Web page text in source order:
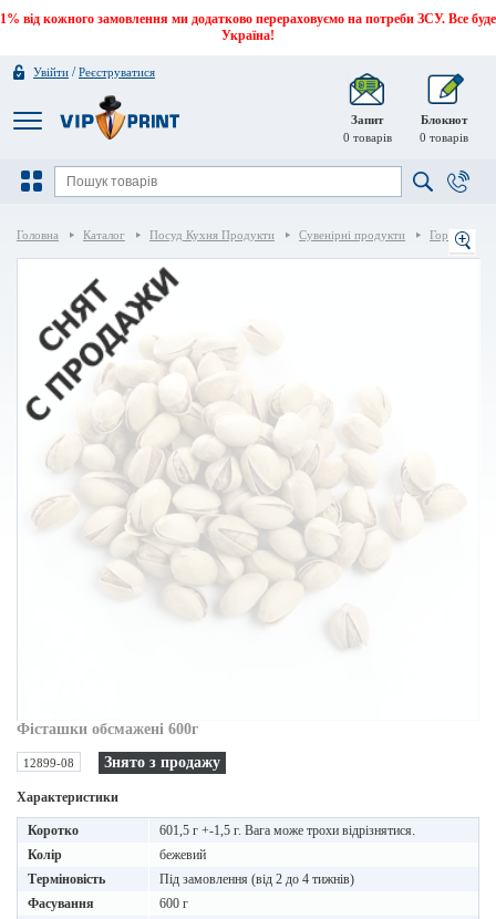
1% від кожного замовлення ми додатково перераховуємо на потреби ЗСУ. Все буде
Україна!
Увійти /Реєструватися
Запит
0 товарів
Блокнот
0 товарів
Головна Каталог Посуд Кухня Продукти Сувенірні продукти Горіхи
Фісташки обсмажені 600г
12899-08 Знято з продажу
Характеристики
Коротко
601,5 г +-1,5 г. Вага може трохи відрізнятися.
Колір
бежевий
Терміновість
Під замовлення (від 2 до 4 тижнів)
Фасування
600 г